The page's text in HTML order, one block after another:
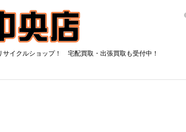
イクルショップ！ 宅配買取・出張買取も受付中！